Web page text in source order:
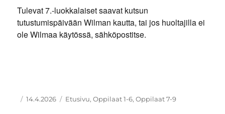
Tulevat 7.-luokkalaiset saavat kutsun
tutustumispäivään Wilman kautta, tai jos huoltajilla ei
ole Wilmaa käytössä, sähköpostitse.
Kirjoittaja
Julkaistu
14.4.2026 Kategoriat
Etusivu,Oppilaat 1-6,Oppilaat 7-9